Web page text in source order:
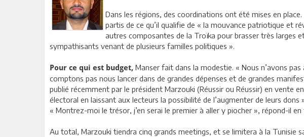
Dans les régions, des coordinations ont été mises en
partis de ce qu’il qualifie de « la mouvance patriotique et
autres composantes de la Troïka pour brasser très larges
sympathisants venant de plusieurs familles politiques ».
Pour ce qui est budget, Manser fait dans la modestie. « Nous n’avons
comptons pas nous lancer dans de grandes dépenses et de grandes
publié récemment par le président Marzouki (Réussir ou Réussir) en vente
électoral en laissant aux lecteurs la possibilité de l’augmenter de leurs
« Montrez-moi le trésor, j’en serai le premier à aller y piocher », répond-il
Au total, Marzouki tiendra cinq grands meetings, et se limitera à la Tunisie